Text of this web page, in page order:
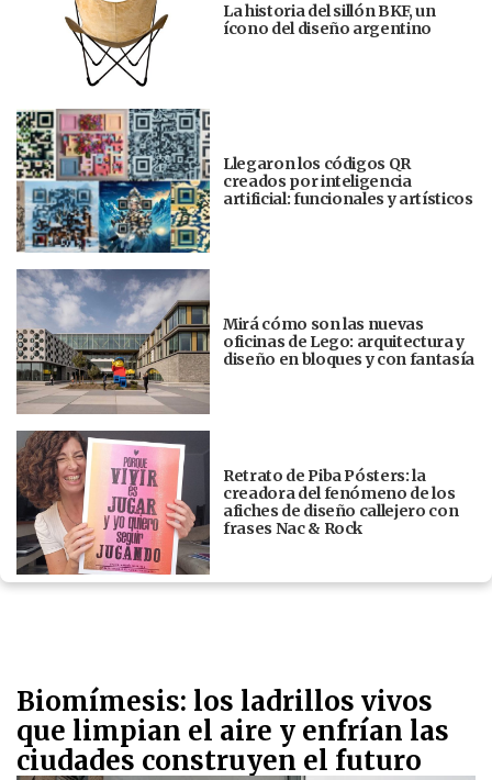
La historia del sillón BKF, un
ícono del diseño argentino
Llegaron los códigos QR
creados por inteligencia
artificial: funcionales y artísticos
Mirá cómo son las nuevas
oficinas de Lego: arquitectura y
diseño en bloques y con fantasía
Retrato de Piba Pósters: la
creadora del fenómeno de los
afiches de diseño callejero con
frases Nac & Rock
Biomímesis: los ladrillos vivos
que limpian el aire y enfrían las
ciudades construyen el futuro